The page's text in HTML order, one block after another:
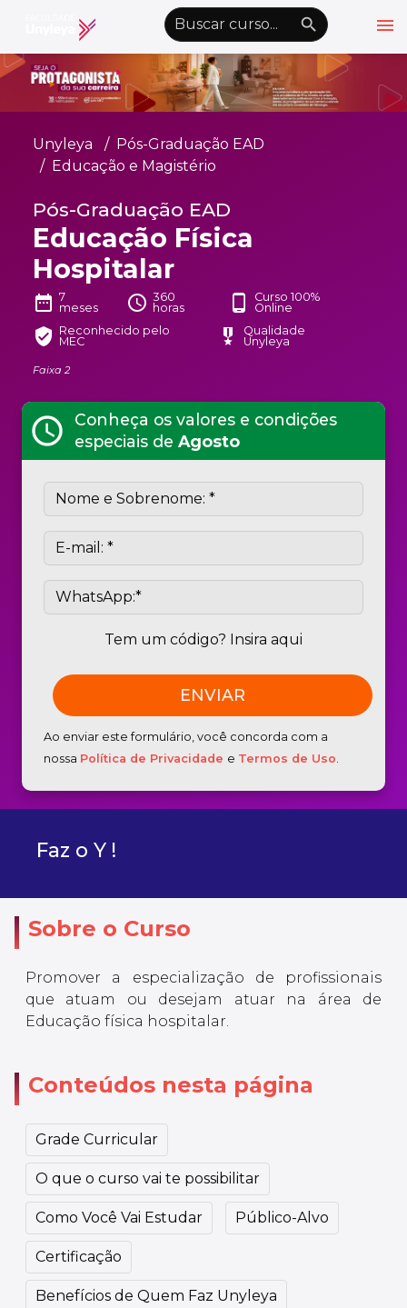
menu
emoji_objectsAlto Contraste nights_stay wb_sunny
Graduação EAD
Pós-Graduação EAD
Atualização Profissional
Conheça a Unyleyakeyboard_arrow_down
Alianças Acadêmicas
Convênios
keyboard_arrow_down
UnyVantagens
Unyleya
Pós-Graduação EAD
Educação e Magistério
Pós-Graduação EAD
Educação Física
Hospitalar
date_range 7
meses
schedule 360
horas
phone_android
Curso 100%
Online
verified_user Reconhecido pelo
MEC
military_tech
Qualidade
Unyleya
Faixa 2
schedule
Conheça os valores e condições
especiais de Agosto
Tem um código? Insira aqui
Ao enviar este formulário, você concorda com a
nossa Política de Privacidade e Termos de Uso.
Faz o Y !
Sobre o Curso
Promover a especialização de profissionais
que atuam ou desejam atuar na área de
Educação física hospitalar.
Conteúdos nesta página
Grade Curricular
O que o curso vai te possibilitar
Como Você Vai Estudar Público-Alvo
Certificação
Benefícios de Quem Faz Unyleya